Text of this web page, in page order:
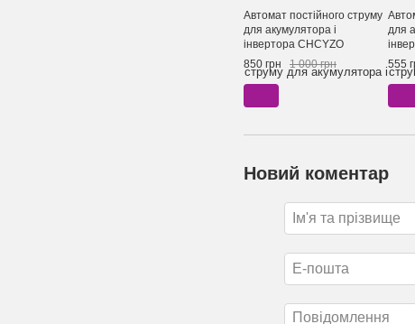
Автомат постійного струму
для акумулятора і
інвертора CHCYZO
RKB1/DC B200A 2P 12VDC -
125VDC
850 грн 1 000 грн
для
555
Новий коментар